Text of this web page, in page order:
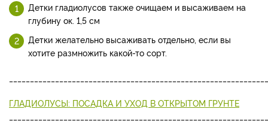
Детки гладиолусов также очищаем и высаживаем на
глубину ок. 1,5 см
Детки желательно высаживать отдельно, если вы
хотите размножить какой-то сорт.
ГЛАДИОЛУСЫ: ПОСАДКА И УХОД В ОТКРЫТОМ ГРУНТЕ